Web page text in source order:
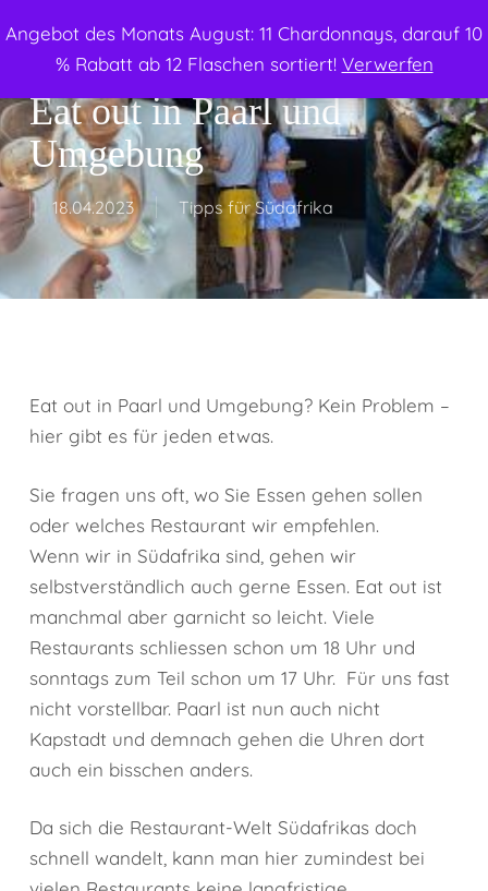
Angebot des Monats August: 11 Chardonnays, darauf 10
% Rabatt ab 12 Flaschen sortiert! Verwerfen
to
content
search
Eat out in Paarl und
Umgebung
18.04.2023 Tipps für Südafrika
Eat out in Paarl und Umgebung? Kein Problem –
hier gibt es für jeden etwas.
Sie fragen uns oft, wo Sie Essen gehen sollen
oder welches Restaurant wir empfehlen.
Wenn wir in Südafrika sind, gehen wir
selbstverständlich auch gerne Essen. Eat out ist
manchmal aber garnicht so leicht. Viele
Restaurants schliessen schon um 18 Uhr und
sonntags zum Teil schon um 17 Uhr. Für uns fast
nicht vorstellbar. Paarl ist nun auch nicht
Kapstadt und demnach gehen die Uhren dort
auch ein bisschen anders.
Da sich die Restaurant-Welt Südafrikas doch
schnell wandelt, kann man hier zumindest bei